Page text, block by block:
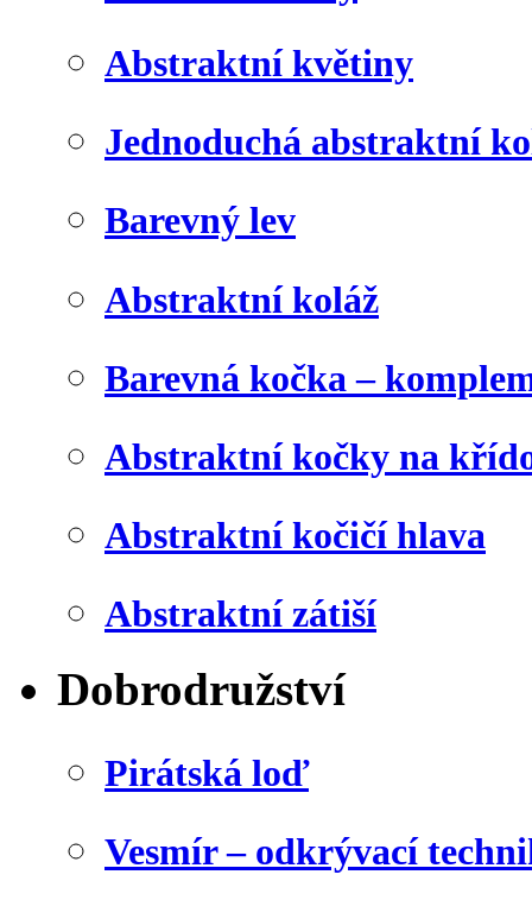
Abstraktní květiny
Jednoduchá abstraktní
Barevný lev
Abstraktní koláž
Barevná kočka –
Abstraktní kočky na
Abstraktní kočičí hlava
Abstraktní zátiší
Dobrodružství
Pirátská loď
Vesmír – odkrývací